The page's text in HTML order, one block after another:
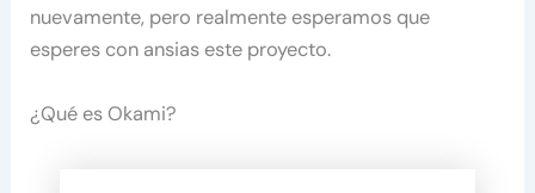
nuevamente, pero realmente esperamos que
esperes con ansias este proyecto.
¿Qué es Okami?